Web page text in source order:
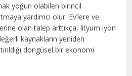
yoğun olabilen birincil
yardımcı olur. Ev’lere ve
olan talep arttıkça, lityum iyon
kaynakların yeniden
döngüsel bir ekonomi